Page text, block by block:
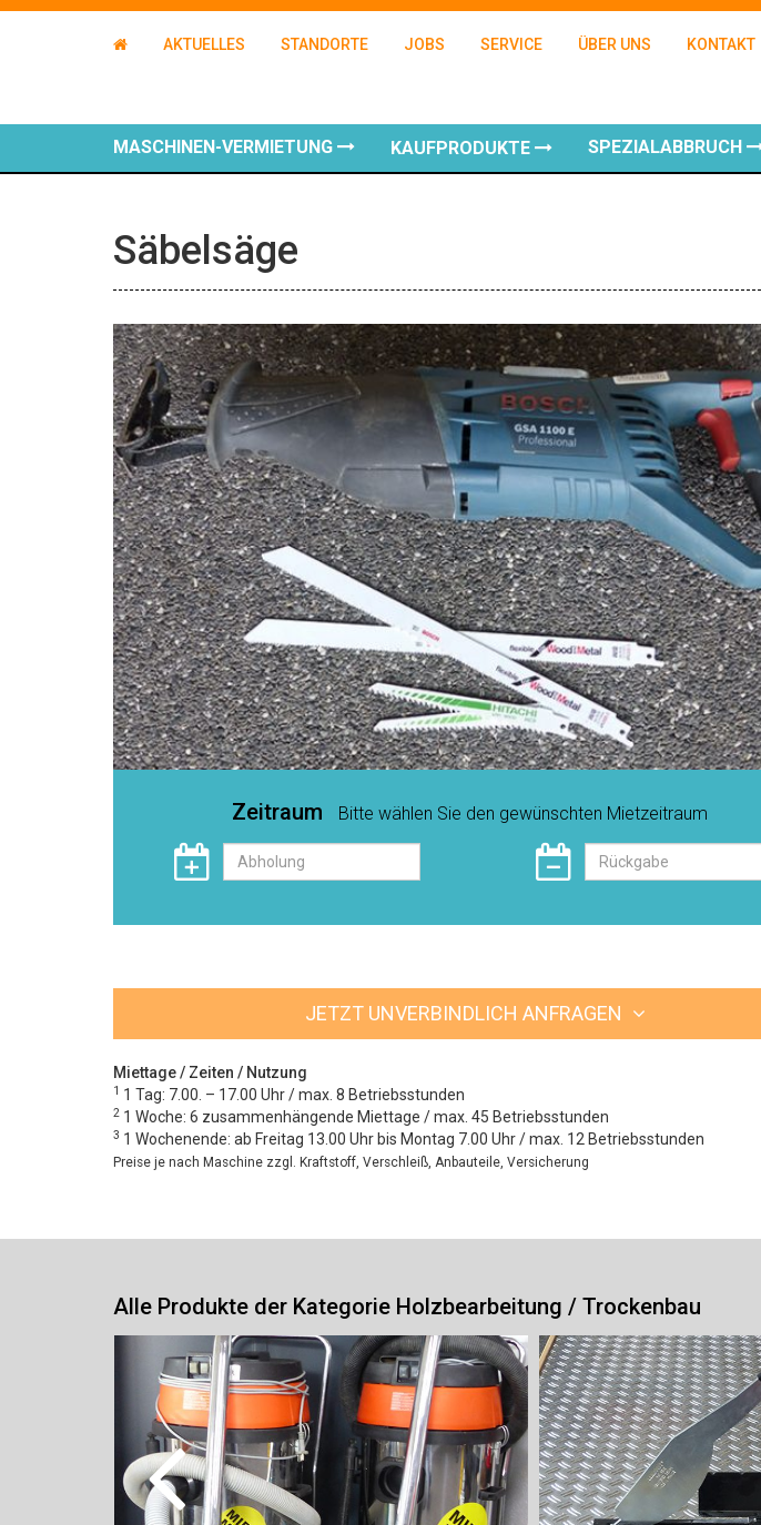
AKTUELLES STANDORTE JOBS SERVICE ÜBER UNS KONTAKT
MASCHINEN-VERMIETUNG KAUFPRODUKTE SPEZIALABBRUCH
Säbelsäge
Zeitraum Bitte wählen Sie den gewünschten Mietzeitraum
JETZT UNVERBINDLICH ANFRAGEN
Miettage / Zeiten / Nutzung
1 1 Tag: 7.00. – 17.00 Uhr / max. 8 Betriebsstunden
2 1 Woche: 6 zusammenhängende Miettage / max. 45 Betriebsstunden
3 1 Wochenende: ab Freitag 13.00 Uhr bis Montag 7.00 Uhr / max. 12 Betriebsstunden
Preise je nach Maschine zzgl. Kraftstoff, Verschleiß, Anbauteile, Versicherung
Alle Produkte der Kategorie Holzbearbeitung / Trockenbau